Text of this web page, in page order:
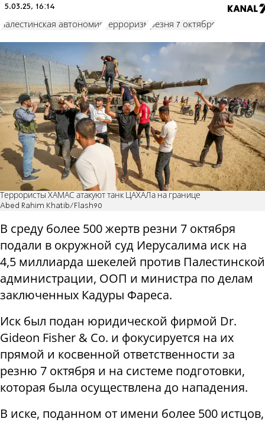
5.03.25, 16:14
палестинская автономия терроризм резня 7 октября
Террористы ХАМАС атакуют танк ЦАХАЛа на границе
Abed Rahim Khatib/Flash90
В среду более 500 жертв резни 7 октября
подали в окружной суд Иерусалима иск на
4,5 миллиарда шекелей против Палестинской
администрации, ООП и министра по делам
заключенных Кадуры Фареса.
Иск был подан юридической фирмой Dr.
Gideon Fisher & Co. и фокусируется на их
прямой и косвенной ответственности за
резню 7 октября и на системе подготовки,
которая была осуществлена ​​до нападения.
В иске, поданном от имени более 500 истцов,